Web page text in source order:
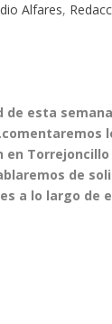
Alfares,
esta
de
a lo largo de